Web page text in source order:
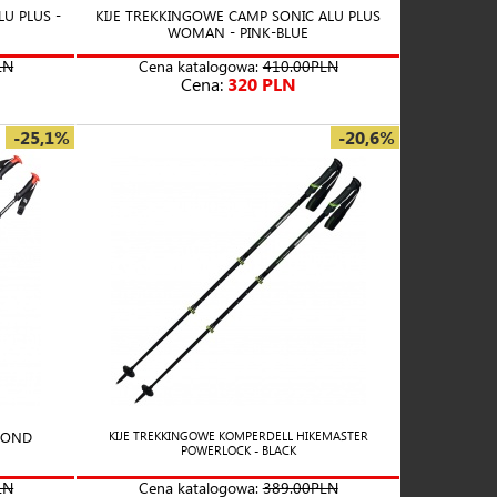
PLUS -
KIJE TREKKINGOWE CAMP SONIC ALU PLUS
WOMAN - PINK-BLUE
Cena katalogowa:410.00PLN
Cena: 320 PLN
-25,1% -20,6%
KIJE TREKKINGOWE KOMPERDELL HIKEMASTER
POWERLOCK - BLACK
Cena katalogowa:389.00PLN